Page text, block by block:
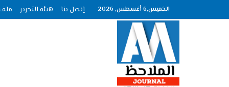
الخميس,6 أغسطس, 2026 إتصل بنا هيئة التحرير ملف